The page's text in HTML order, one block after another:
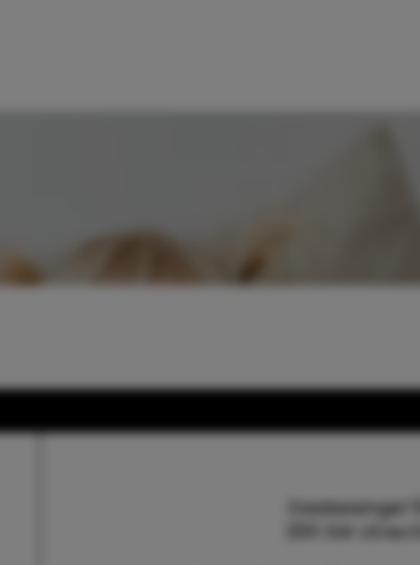
Daalsesingel 51
3511 SW Utrecht